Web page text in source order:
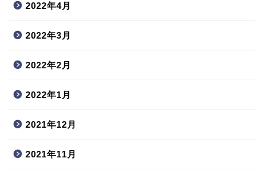
2022年4月
2022年3月
2022年2月
2022年1月
2021年12月
2021年11月